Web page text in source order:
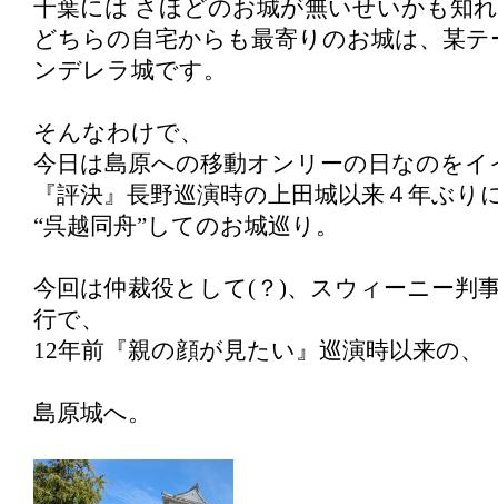
千葉には さほどのお城が無いせいかも知
どちらの自宅からも最寄りのお城は、某
ンデレラ城です。
そんなわけで、
今日は島原への移動オンリーの日なのをイ
『評決』長野巡演時の上田城以来４年ぶり
“呉越同舟”してのお城巡り。
今回は仲裁役として(？)、スウィーニー判
行で、
12年前『親の顔が見たい』巡演時以来の、
島原城へ。